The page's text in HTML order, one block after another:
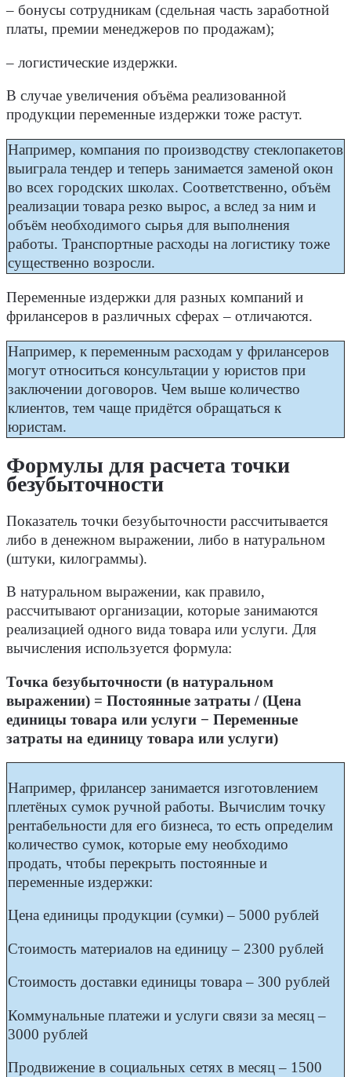
– бонусы сотрудникам (сдельная часть заработной
платы, премии менеджеров по продажам);
– логистические издержки.
В случае увеличения объёма реализованной
продукции переменные издержки тоже растут.
Например, компания по производству стеклопакетов
выиграла тендер и теперь занимается заменой окон
во всех городских школах. Соответственно, объём
реализации товара резко вырос, а вслед за ним и
объём необходимого сырья для выполнения
работы. Транспортные расходы на логистику тоже
существенно возросли.
Переменные издержки для разных компаний и
фрилансеров в различных сферах – отличаются.
Например, к переменным расходам у фрилансеров
могут относиться консультации у юристов при
заключении договоров. Чем выше количество
клиентов, тем чаще придётся обращаться к
юристам.
Формулы для расчета точки
безубыточности
Показатель точки безубыточности рассчитывается
либо в денежном выражении, либо в натуральном
(штуки, килограммы).
В натуральном выражении, как правило,
рассчитывают организации, которые занимаются
реализацией одного вида товара или услуги. Для
вычисления используется формула:
Точка безубыточности (в натуральном
выражении) = Постоянные затраты / (Цена
единицы товара или услуги − Переменные
затраты на единицу товара или услуги)
Например, фрилансер занимается изготовлением
плетёных сумок ручной работы. Вычислим точку
рентабельности для его бизнеса, то есть определим
количество сумок, которые ему необходимо
продать, чтобы перекрыть постоянные и
переменные издержки:
Цена единицы продукции (сумки) – 5000 рублей
Стоимость материалов на единицу – 2300 рублей
Стоимость доставки единицы товара – 300 рублей
Коммунальные платежи и услуги связи за месяц –
3000 рублей
Продвижение в социальных сетях в месяц – 1500